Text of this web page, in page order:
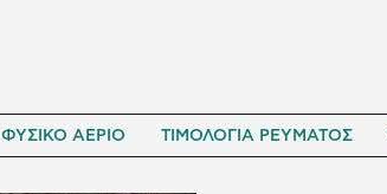
ΦΥΣΙΚΟ ΑΕΡΙΟ ΤΙΜΟΛΟΓΙΑ ΡΕΥΜΑΤΟΣ